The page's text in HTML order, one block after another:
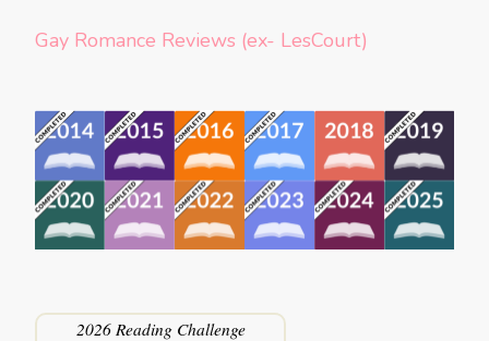
Gay Romance Reviews (ex- LesCourt)
2026 Reading Challenge